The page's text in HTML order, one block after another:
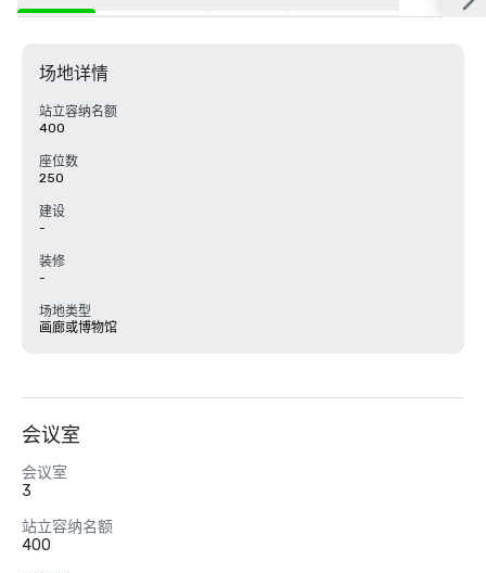
场地详情
站立容纳名额
400
座位数
250
建设
-
装修
-
场地类型
画廊或博物馆
会议室
会议室
3
站立容纳名额
400